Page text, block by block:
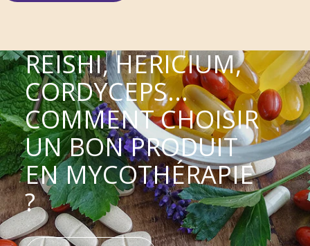
REISHI, HERICIUM,
CORDYCEPS...
COMMENT CHOISIR
UN BON PRODUIT
EN MYCOTHÉRAPIE
?